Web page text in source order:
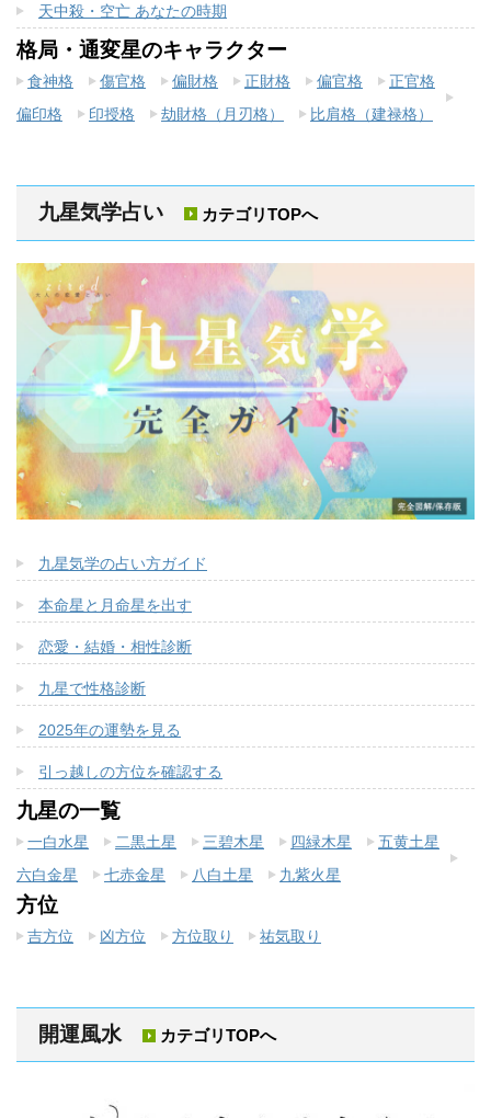
天中殺・空亡 あなたの時期
格局・通変星のキャラクター
食神格 傷官格 偏財格 正財格 偏官格
正官格
偏印格
印授格 劫財格（月刃格） 比肩格（建禄格）
九星気学占い カテゴリTOPへ
九星気学の占い方ガイド
本命星と月命星を出す
恋愛・結婚・相性診断
九星で性格診断
2025年の運勢を見る
引っ越しの方位を確認する
九星の一覧
一白水星 二黒土星 三碧木星 四緑木星
五黄土星
六白金星
七赤金星 八白土星 九紫火星
方位
吉方位 凶方位 方位取り 祐気取り
開運風水 カテゴリTOPへ